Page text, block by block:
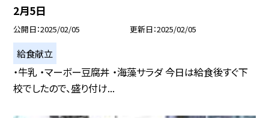
2月5日
公開日 2025/02/05 更新日 2025/02/05
給食献立
・牛乳 ・マーボー豆腐丼 ・海藻サラダ 今日は給食後すぐ下
校でしたので、盛り付け...